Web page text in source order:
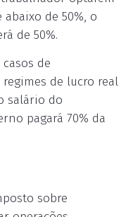
de 50%, o
de 50%.
de
de lucro real
salário do
pagará 70% da
sobre